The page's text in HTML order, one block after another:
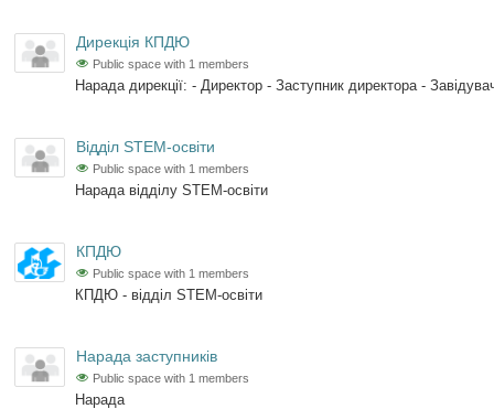
Дирекція КПДЮ
Public space with 1 members
Нарада дирекції: - Директор - Заступник директора -
Відділ STEM-освіти
Public space with 1 members
Нарада відділу STEM-освіти
КПДЮ
Public space with 1 members
КПДЮ - відділ STEM-освіти
Нарада заступників
Public space with 1 members
Нарада